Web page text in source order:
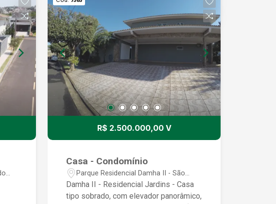
R$ 2.500.000,00 V
Casa - Condomínio
Parque Residencial Damha II - São
José do Rio Preto/SP
Damha II - Residencial Jardins - Casa
tipo sobrado, com elevador panorâmico,